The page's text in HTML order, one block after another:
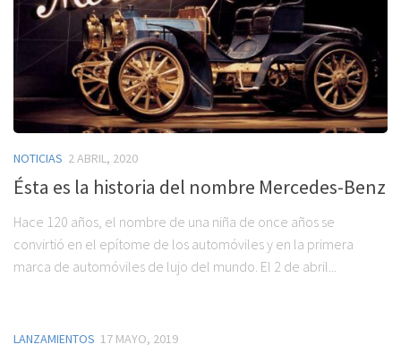
NOTICIAS 2 ABRIL, 2020
Ésta es la historia del nombre Mercedes-Benz
Hace 120 años, el nombre de una niña de once años se
convirtió en el epítome de los automóviles y en la primera
marca de automóviles de lujo del mundo. El 2 de abril...
LANZAMIENTOS 17 MAYO, 2019